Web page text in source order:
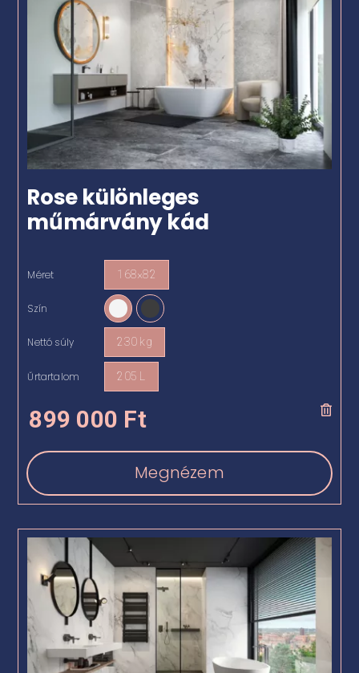
Rose különleges
műmárvány kád
Méret 168×82
Szín
Nettó súly 230 kg
Űrtartalom 205 L
899 000 Ft
Megnézem